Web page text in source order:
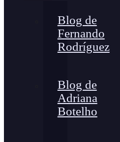
Blog de
Fernando
Rodríguez
Blog de
Adriana
Botelho